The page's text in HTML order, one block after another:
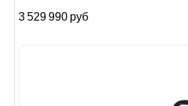
3 529 990 руб